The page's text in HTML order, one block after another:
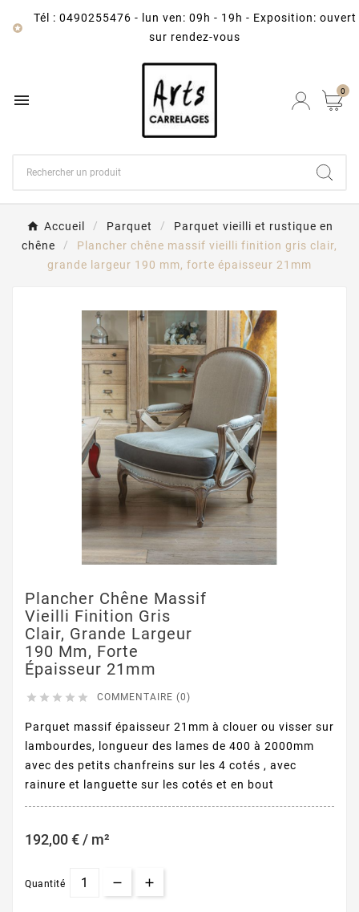

Tél : 0490255476 -
lun ven: 09h - 19h - Exposition: ouvert
sur rendez-vous
 0
Accueil Parquet
Parquet vieilli et rustique en
chêne
Plancher chêne massif vieilli finition gris clair,
grande largeur 190 mm, forte épaisseur 21mm
Plancher Chêne Massif
Vieilli Finition Gris
Clair, Grande Largeur
190 Mm, Forte
Épaisseur 21mm
     COMMENTAIRE (0)
Parquet massif épaisseur 21mm à clouer ou visser sur
lambourdes, longueur des lames de 400 à 2000mm
avec des petits chanfreins sur les 4 cotés , avec
rainure et languette sur les cotés et en bout
192,00 € / m²
Quantité